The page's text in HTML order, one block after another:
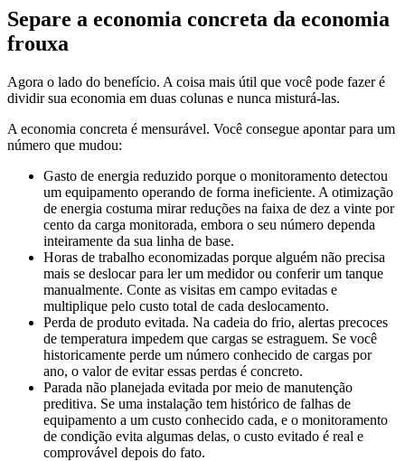
Separe a economia concreta da economia
frouxa
Agora o lado do benefício. A coisa mais útil que você pode fazer é
dividir sua economia em duas colunas e nunca misturá-las.
A economia concreta é mensurável. Você consegue apontar para um
número que mudou:
Gasto de energia reduzido porque o monitoramento detectou
um equipamento operando de forma ineficiente. A otimização
de energia costuma mirar reduções na faixa de dez a vinte por
cento da carga monitorada, embora o seu número dependa
inteiramente da sua linha de base.
Horas de trabalho economizadas porque alguém não precisa
mais se deslocar para ler um medidor ou conferir um tanque
manualmente. Conte as visitas em campo evitadas e
multiplique pelo custo total de cada deslocamento.
Perda de produto evitada. Na cadeia do frio, alertas precoces
de temperatura impedem que cargas se estraguem. Se você
historicamente perde um número conhecido de cargas por
ano, o valor de evitar essas perdas é concreto.
Parada não planejada evitada por meio de manutenção
preditiva. Se uma instalação tem histórico de falhas de
equipamento a um custo conhecido cada, e o monitoramento
de condição evita algumas delas, o custo evitado é real e
comprovável depois do fato.